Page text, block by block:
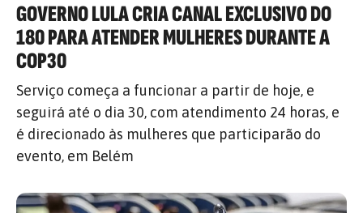
GOVERNO LULA CRIA CANAL EXCLUSIVO DO
180 PARA ATENDER MULHERES DURANTE A
COP30
Serviço começa a funcionar a partir de hoje, e
seguirá até o dia 30, com atendimento 24 horas, e
é direcionado às mulheres que participarão do
evento, em Belém